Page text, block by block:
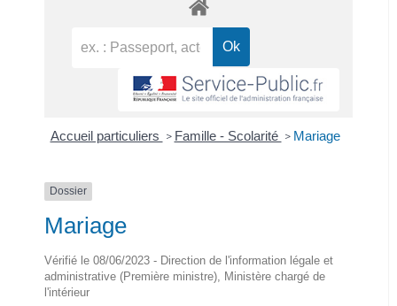
Accueil particuliers > Famille - Scolarité > Mariage
Dossier
Mariage
Vérifié le 08/06/2023 - Direction de l'information légale et
administrative (Première ministre), Ministère chargé de
l'intérieur